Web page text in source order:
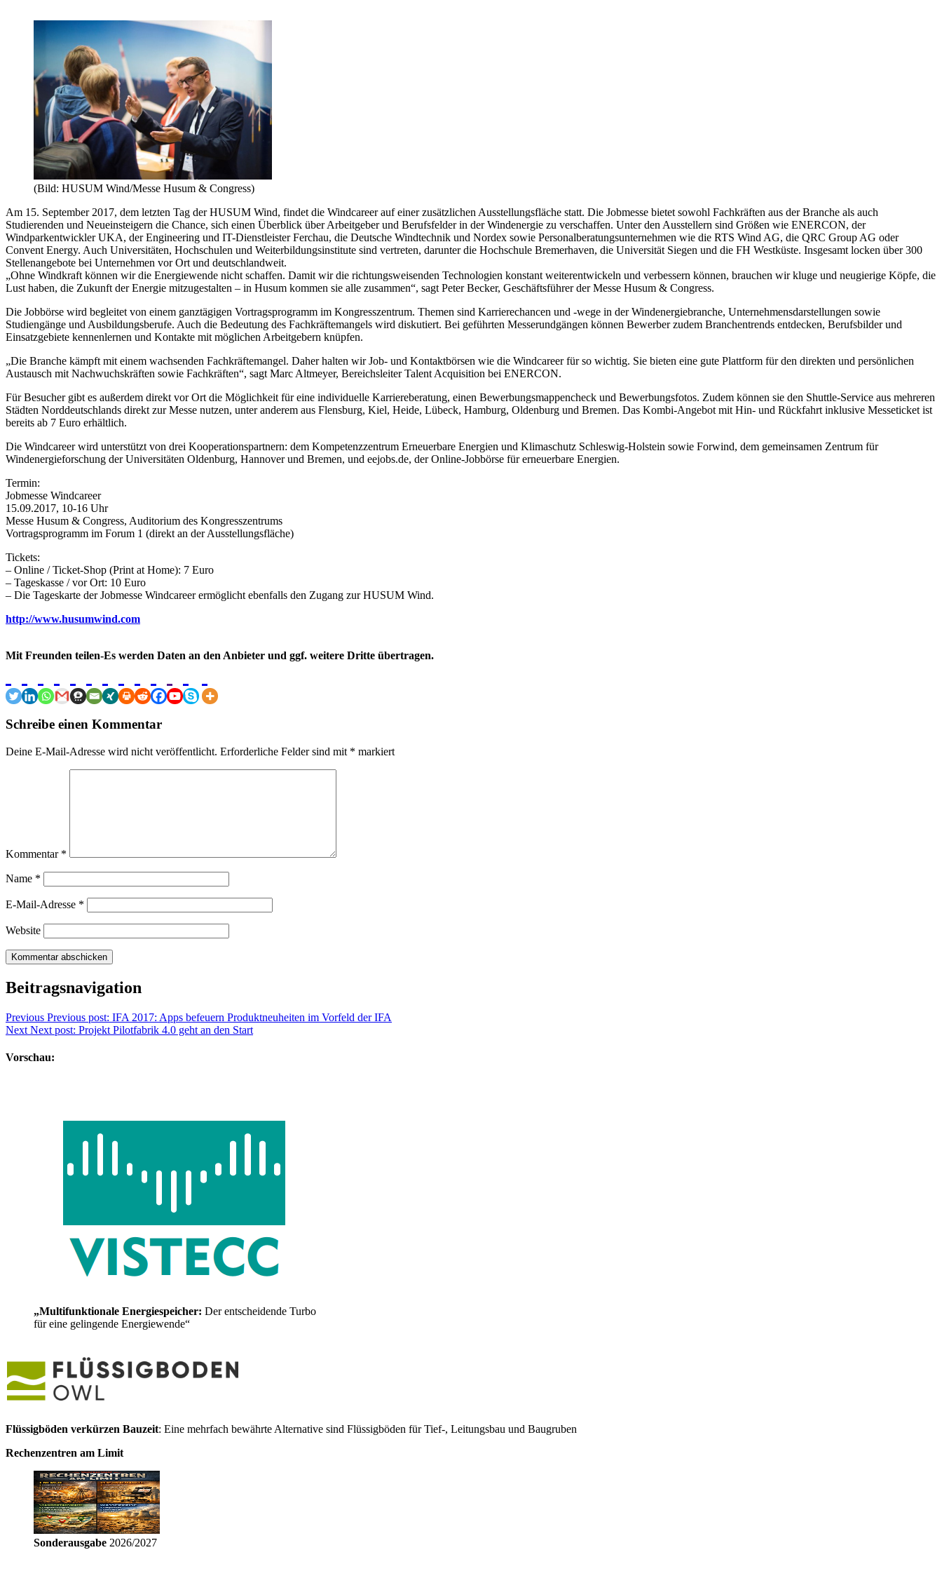
(Bild: HUSUM Wind/Messe Husum & Congress)
Am 15. September 2017, dem letzten Tag der HUSUM Wind, findet die Windcareer auf einer zusätzlichen Ausstellungsfläche statt. Die Jobmesse bietet sowohl Fachkräften aus der Branche als auch
Studierenden und Neueinsteigern die Chance, sich einen Überblick über Arbeitgeber und Berufsfelder in der Windenergie zu verschaffen. Unter den Ausstellern sind Größen wie ENERCON, der
Windparkentwickler UKA, der Engineering und IT-Dienstleister Ferchau, die Deutsche Windtechnik und Nordex sowie Personalberatungsunternehmen wie die RTS Wind AG, die QRC Group AG oder
Convent Energy. Auch Universitäten, Hochschulen und Weiterbildungsinstitute sind vertreten, darunter die Hochschule Bremerhaven, die Universität Siegen und die FH Westküste. Insgesamt locken über 300
Stellenangebote bei Unternehmen vor Ort und deutschlandweit.
„Ohne Windkraft können wir die Energiewende nicht schaffen. Damit wir die richtungsweisenden Technologien konstant weiterentwickeln und verbessern können, brauchen wir kluge und neugierige Köpfe, die
Lust haben, die Zukunft der Energie mitzugestalten – in Husum kommen sie alle zusammen“, sagt Peter Becker, Geschäftsführer der Messe Husum & Congress.
Die Jobbörse wird begleitet von einem ganztägigen Vortragsprogramm im Kongresszentrum. Themen sind Karrierechancen und -wege in der Windenergiebranche, Unternehmensdarstellungen sowie
Studiengänge und Ausbildungsberufe. Auch die Bedeutung des Fachkräftemangels wird diskutiert. Bei geführten Messerundgängen können Bewerber zudem Branchentrends entdecken, Berufsbilder und
Einsatzgebiete kennenlernen und Kontakte mit möglichen Arbeitgebern knüpfen.
„Die Branche kämpft mit einem wachsenden Fachkräftemangel. Daher halten wir Job- und Kontaktbörsen wie die Windcareer für so wichtig. Sie bieten eine gute Plattform für den direkten und persönlichen
Austausch mit Nachwuchskräften sowie Fachkräften“, sagt Marc Altmeyer, Bereichsleiter Talent Acquisition bei ENERCON.
Für Besucher gibt es außerdem direkt vor Ort die Möglichkeit für eine individuelle Karriereberatung, einen Bewerbungsmappencheck und Bewerbungsfotos. Zudem können sie den Shuttle-Service aus mehreren
Städten Norddeutschlands direkt zur Messe nutzen, unter anderem aus Flensburg, Kiel, Heide, Lübeck, Hamburg, Oldenburg und Bremen. Das Kombi-Angebot mit Hin- und Rückfahrt inklusive Messeticket ist
bereits ab 7 Euro erhältlich.
Die Windcareer wird unterstützt von drei Kooperationspartnern: dem Kompetenzzentrum Erneuerbare Energien und Klimaschutz Schleswig-Holstein sowie Forwind, dem gemeinsamen Zentrum für
Windenergieforschung der Universitäten Oldenburg, Hannover und Bremen, und eejobs.de, der Online-Jobbörse für erneuerbare Energien.
Termin:
Jobmesse Windcareer
15.09.2017, 10-16 Uhr
Messe Husum & Congress, Auditorium des Kongresszentrums
Vortragsprogramm im Forum 1 (direkt an der Ausstellungsfläche)
Tickets:
– Online / Ticket-Shop (Print at Home): 7 Euro
– Tageskasse / vor Ort: 10 Euro
– Die Tageskarte der Jobmesse Windcareer ermöglicht ebenfalls den Zugang zur HUSUM Wind.
http://www.husumwind.com
Mit Freunden teilen-Es werden Daten an den Anbieter und ggf. weitere Dritte übertragen.
Schreibe einen Kommentar
Deine E-Mail-Adresse wird nicht veröffentlicht. Erforderliche Felder sind mit * markiert
Kommentar *
Name *
E-Mail-Adresse *
Website
Beitragsnavigation
Previous Previous post: IFA 2017: Apps befeuern Produktneuheiten im Vorfeld der IFA
Next Next post: Projekt Pilotfabrik 4.0 geht an den Start
Vorschau:
„Multifunktionale Energiespeicher: Der entscheidende Turbo
für eine gelingende Energiewende“
Flüssigböden verkürzen Bauzeit: Eine mehrfach bewährte Alternative sind Flüssigböden für Tief-, Leitungsbau und Baugruben
Rechenzentren am Limit
Sonderausgabe 2026/2027